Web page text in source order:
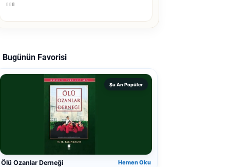
Bugünün Favorisi
Şu An Popüler
Ölü Ozanlar Derneği Hemen Oku